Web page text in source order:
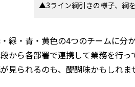
▲3ライン綱引きの様子、綱
緑・青・黄色の4つのチームに分
から各部署で連携して業務を行
見られるのも、醍醐味かもしれま